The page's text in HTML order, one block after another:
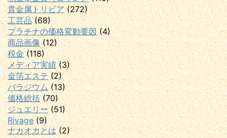
貴金属トリビア(272)
工芸品(68)
プラチナの価格変動要因 (4)
商品画像 (12)
税金 (118)
メディア実績(3)
金箔エステ (2)
パラジウム(13)
価格総括(70)
ジュエリー(51)
Rivage (9)
ナカオカとは (2)